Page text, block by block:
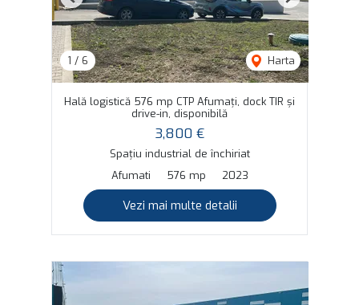
1 / 6 Harta
Previous Next
Hală logistică 576 mp CTP Afumați, dock TIR și
drive-in, disponibilă
3,800 €
Spațiu industrial de închiriat
Afumati
576 mp 2023
Vezi mai multe detalii